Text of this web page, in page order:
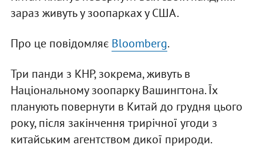
зараз живуть у зоопарках у США.
Про це повідомляє Bloomberg.
Три панди з КНР, зокрема, живуть в
Національному зоопарку Вашингтона. Їх
планують повернути в Китай до грудня цього
року, після закінчення трирічної угоди з
китайським агентством дикої природи.